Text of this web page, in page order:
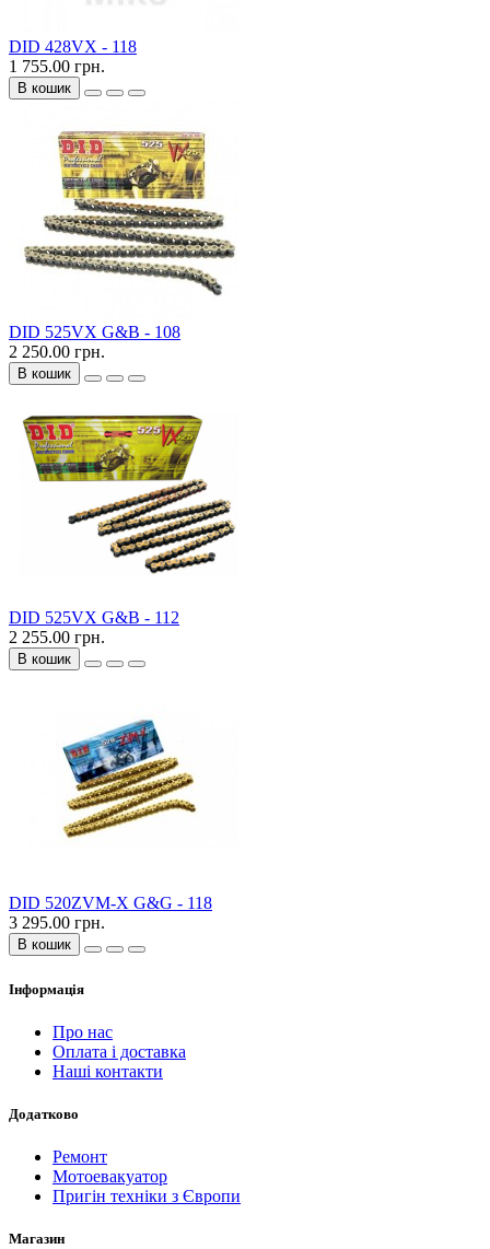
DID 428VX - 118
1 755.00 грн.
В кошик
DID 525VX G&B - 108
2 250.00 грн.
В кошик
DID 525VX G&B - 112
2 255.00 грн.
В кошик
DID 520ZVM-X G&G - 118
3 295.00 грн.
В кошик
Інформація
Про нас
Оплата і доставка
Наші контакти
Додатково
Ремонт
Мотоевакуатор
Пригін техніки з Європи
Магазин